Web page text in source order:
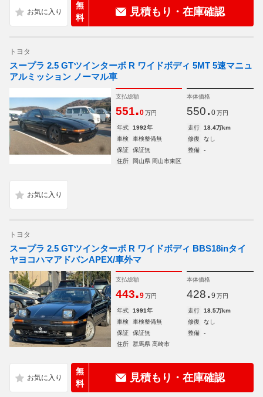
無
料
見積もり・在庫確認
トヨタ
スープラ 2.5 GTツインターボ R ワイドボディ 5MT 5速マニュ
アルミッション ノーマル車
支払総額
551.0 万円
本体価格
550. 0 万円
年式 1992年 走行
18.4万km
車検
車検整備無 修復
なし
保証
保証無 整備
-
住所
岡山県 岡山市東区
トヨタ
スープラ 2.5 GTツインターボ R ワイドボディ BBS18inタイ
ヤヨコハマアドバンAPEX/車外マ
支払総額
443.9 万円
本体価格
428. 9 万円
年式 1991年 走行
18.5万km
車検
車検整備無 修復
なし
保証
保証無 整備
-
住所
群馬県 高崎市
無
料
見積もり・在庫確認